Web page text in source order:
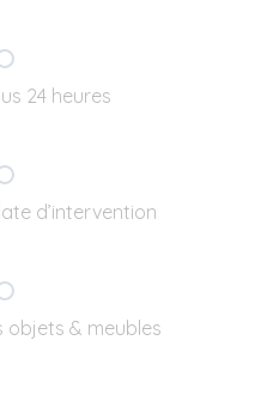
24 heures
d’intervention
objets & meubles